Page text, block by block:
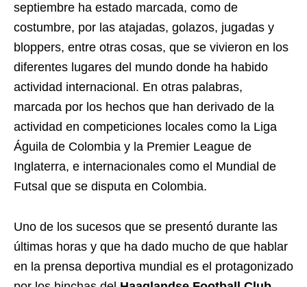
septiembre ha estado marcada, como de
costumbre, por las atajadas, golazos, jugadas y
bloppers, entre otras cosas, que se vivieron en los
diferentes lugares del mundo donde ha habido
actividad internacional. En otras palabras,
marcada por los hechos que han derivado de la
actividad en competiciones locales como la Liga
Águila de Colombia y la Premier League de
Inglaterra, e internacionales como el Mundial de
Futsal que se disputa en Colombia.
Uno de los sucesos que se presentó durante las
últimas horas y que ha dado mucho de que hablar
en la prensa deportiva mundial es el protagonizado